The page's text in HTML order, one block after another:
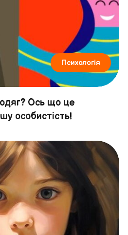
Психологія
Ось що це
особистість!